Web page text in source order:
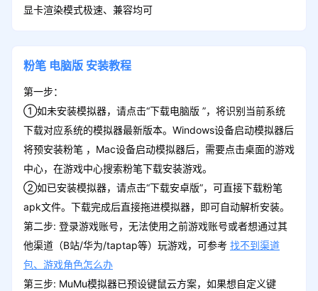
显卡渲染模式极速、兼容均可
粉笔 电脑版 安装教程
第一步：
①如未安装模拟器，请点击“下载电脑版 ”，将识别当前系统
下载对应系统的模拟器最新版本。Windows设备启动模拟器后
将预安装粉笔 ，Mac设备启动模拟器后，需要点击桌面的游戏
中心，在游戏中心搜索粉笔下载安装游戏。
②如已安装模拟器，请点击“下载安卓版”，可直接下载粉笔
apk文件。下载完成后直接拖进模拟器，即可自动解析安装。
第二步: 登录游戏账号，无法使用之前游戏账号或者想通过其
他渠道（B站/华为/taptap等）玩游戏，可参考 找不到渠道
包、游戏角色怎么办
第三步: MuMu模拟器已预设键鼠云方案，如果想自定义键